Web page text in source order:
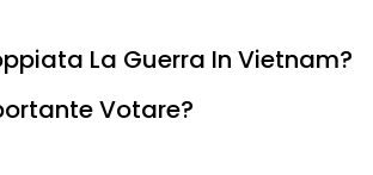
La Guerra In Vietnam?
Votare?